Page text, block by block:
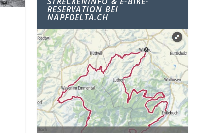
RESERVATION BEI
NAPFDELTA.CH